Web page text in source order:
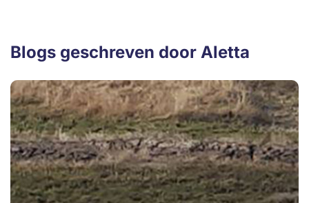
Blogs geschreven door Aletta